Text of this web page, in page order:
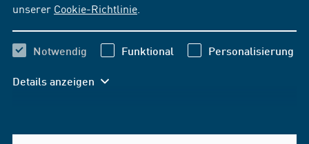
unserer Cookie-Richtlinie
Notwendig Funktional Personalisierung
Details anzeigen